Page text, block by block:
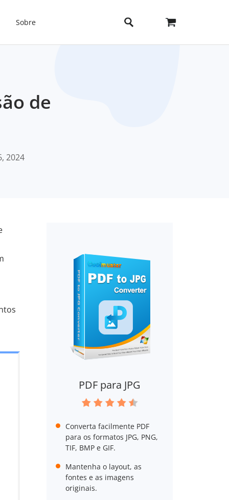
Sobre
de
2024
PDF para JPG
Converta facilmente PDF
para os formatos JPG, PNG,
TIF, BMP e GIF.
Mantenha o layout, as
fontes e as imagens
originais.